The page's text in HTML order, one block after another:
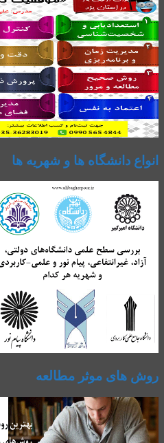
انواع دانشگاه ها و شهریه ها
روش های موثر مطالعه